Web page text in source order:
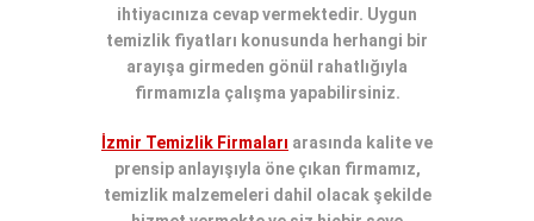
ihtiyacınıza cevap vermektedir. Uygun
temizlik fiyatları konusunda herhangi bir
arayışa girmeden gönül rahatlığıyla
firmamızla çalışma yapabilirsiniz.
İzmir Temizlik Firmaları arasında kalite ve
prensip anlayışıyla öne çıkan firmamız,
temizlik malzemeleri dahil olacak şekilde